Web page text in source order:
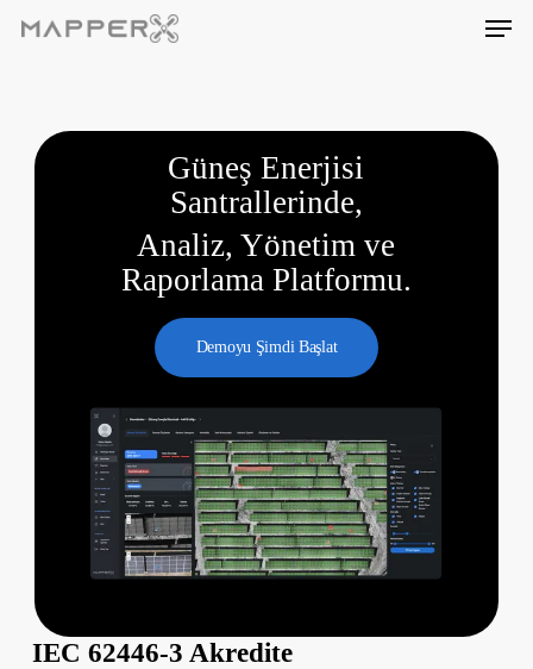
Menu
Güneş Enerjisi
Santrallerinde,
Analiz, Yönetim ve
Raporlama Platformu.
Demoyu Şimdi Başlat
IEC 62446-3 Akredite